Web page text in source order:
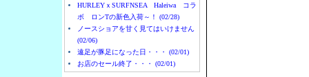
HURLEYｘSURFNSEA Haleiwa コラ
ボ ロンTの新色入荷～！ (02/28)
ノースショアを甘く見てはいけません
(02/06)
遠足が豚足になった日・・・ (02/01)
お店のセール終了・・・ (02/01)